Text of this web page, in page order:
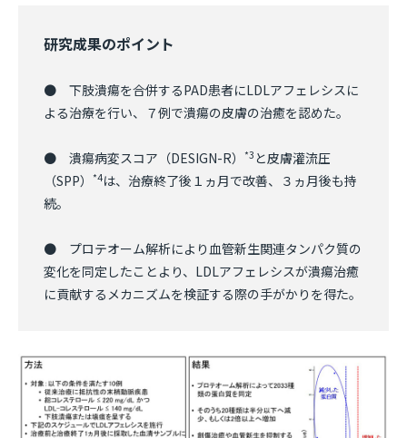
研究成果のポイント
● 下肢潰瘍を合併するPAD患者にLDLアフェレシスに
よる治療を行い、７例で潰瘍の皮膚の治癒を認めた。
● 潰瘍病変スコア（DESIGN-R） *3 と皮膚灌流圧
（SPP）
*4は、治療終了後１ヵ月で改善、３ヵ月後も持
続。
● プロテオーム解析により血管新生関連タンパク質の
変化を同定したことより、LDLアフェレシスが潰瘍治癒
に貢献するメカニズムを検証する際の手がかりを得た。